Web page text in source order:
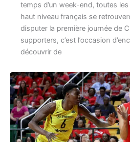
temps d’un week-end, toutes
haut niveau français se
disputer la première journée de
supporters, c’est l’occasion
découvrir de